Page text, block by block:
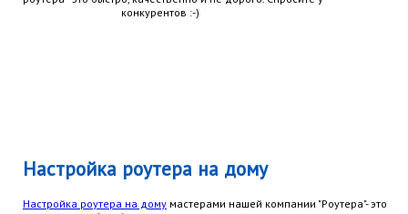
конкурентов :-)
Настройка роутера на дому
Настройка роутера на дому мастерами нашей компании "Роутера"- это